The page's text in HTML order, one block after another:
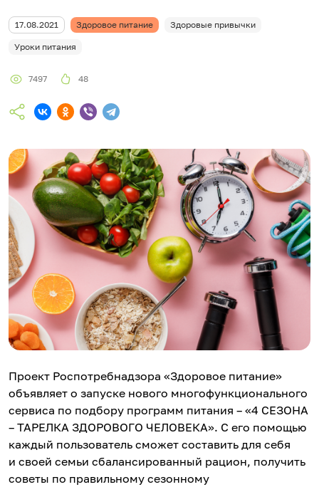
17.08.2021 Здоровое питание Здоровые привычки
Уроки питания
7497 48
Проект Роспотребнадзора «Здоровое питание»
объявляет о запуске нового многофункционального
сервиса по подбору программ питания – «4 СЕЗОНА
– ТАРЕЛКА ЗДОРОВОГО ЧЕЛОВЕКА». С его помощью
каждый пользователь сможет составить для себя
и своей семьи сбалансированный рацион, получить
советы по правильному сезонному